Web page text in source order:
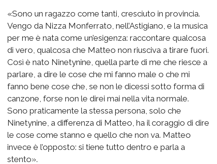
«Sono un ragazzo come tanti, cresciuto in provincia.
Vengo da Nizza Monferrato, nell’Astigiano, e la musica
per me è nata come un’esigenza: raccontare qualcosa
di vero, qualcosa che Matteo non riusciva a tirare fuori.
Così è nato Ninetynine, quella parte di me che riesce a
parlare, a dire le cose che mi fanno male o che mi
fanno bene cose che, se non le dicessi sotto forma di
canzone, forse non le direi mai nella vita normale.
Sono praticamente la stessa persona, solo che
Ninetynine, a differenza di Matteo, ha il coraggio di dire
le cose come stanno e quello che non va. Matteo
invece è l’opposto: si tiene tutto dentro e parla a
stento».